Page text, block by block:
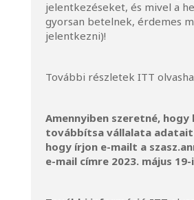
jelentkezéseket, és mivel a
gyorsan betelnek, érdemes
jelentkezni)!
További részletek ITT
Amennyiben szeretné, hogy
továbbítsa vállalata adatait
hogy írjon e-mailt a
e-mail címre 2023. május